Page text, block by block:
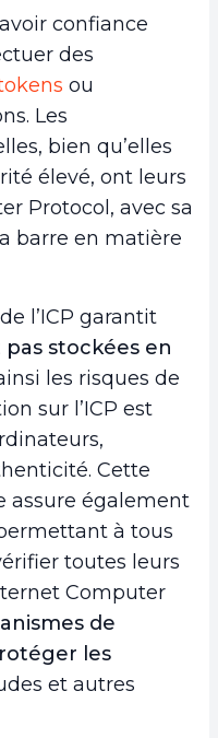
confiance
des
ou
Les
bien qu’elles
élevé, ont leurs
Protocol, avec sa
barre en matière
l’ICP garantit
stockées en
les risques de
sur l’ICP est
Cette
assure également
à tous
toutes leurs
Computer
de
les
et autres